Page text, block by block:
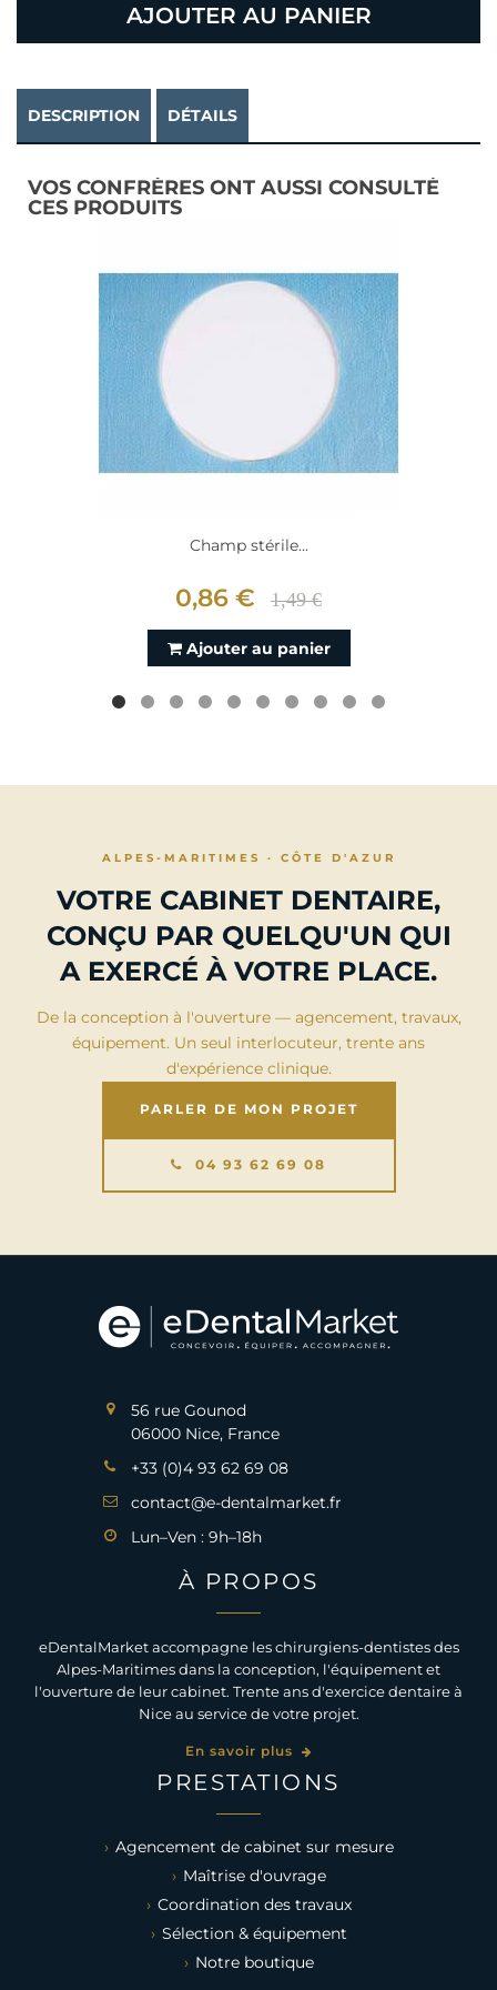
AJOUTER AU PANIER
DESCRIPTION DÉTAILS
VOS CONFRÈRES ONT AUSSI CONSULTÉ
CES PRODUITS
Champ stérile...
0,86 € 1,49 €
Ajouter au panier
ALPES-MARITIMES · CÔTE D'AZUR
VOTRE CABINET DENTAIRE,
CONÇU PAR QUELQU'UN QUI
A EXERCÉ À VOTRE PLACE.
De la conception à l'ouverture — agencement, travaux,
équipement. Un seul interlocuteur, trente ans
d'expérience clinique.
PARLER DE MON PROJET
04 93 62 69 08
56 rue Gounod
06000 Nice, France
+33 (0)4 93 62 69 08
contact@e-dentalmarket.fr
Lun–Ven : 9h–18h
À PROPOS
eDentalMarket accompagne les chirurgiens-dentistes des
Alpes-Maritimes dans la conception, l'équipement et
l'ouverture de leur cabinet. Trente ans d'exercice dentaire à
Nice au service de votre projet.
En savoir plus
PRESTATIONS
Agencement de cabinet sur mesure
Maîtrise d'ouvrage
Coordination des travaux
Sélection & équipement
Notre boutique